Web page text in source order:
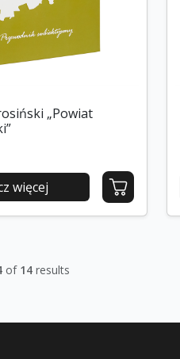
„Powiat
więcej
of 14 results